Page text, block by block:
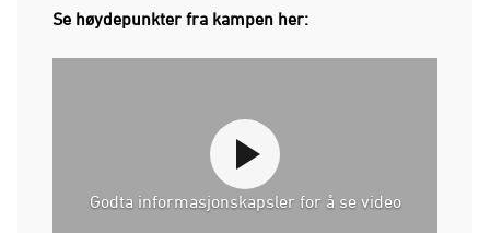
Se høydepunkter fra kampen her:
Godta informasjonskapsler for å se video